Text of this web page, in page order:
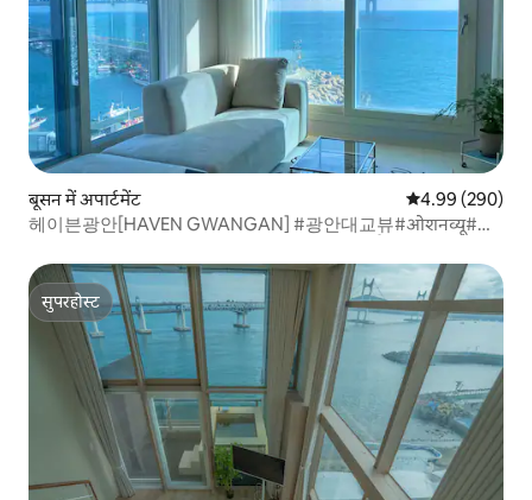
बूसन में अपार्टमेंट औसत रेटिंग 5 में से
4.99 (290)
헤이븐광안[HAVEN GWANGAN] #광안대교뷰#ओशनव्यू#दो
सुपरहोस्ट
सुपरहोस्ट